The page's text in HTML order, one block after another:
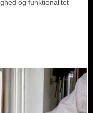
og funktionalitet